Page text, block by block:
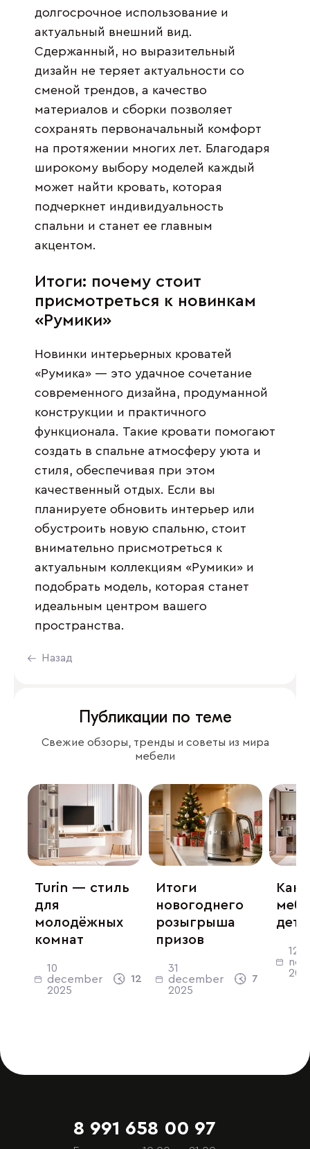
долгосрочное использование и
актуальный внешний вид.
Сдержанный, но выразительный
дизайн не теряет актуальности со
сменой трендов, а качество
материалов и сборки позволяет
сохранять первоначальный комфорт
на протяжении многих лет. Благодаря
широкому выбору моделей каждый
может найти кровать, которая
подчеркнет индивидуальность
спальни и станет ее главным
акцентом.
Итоги: почему стоит
присмотреться к новинкам
«Румики»
Новинки интерьерных кроватей
«Румика» — это удачное сочетание
современного дизайна, продуманной
конструкции и практичного
функционала. Такие кровати помогают
создать в спальне атмосферу уюта и
стиля, обеспечивая при этом
качественный отдых. Если вы
планируете обновить интерьер или
обустроить новую спальню, стоит
внимательно присмотреться к
актуальным коллекциям «Румики» и
подобрать модель, которая станет
идеальным центром вашего
пространства.
Назад
Публикации по теме
Свежие обзоры, тренды и советы из мира
мебели
Turin — стиль
для
молодёжных
комнат
10
december
2025
12 63
Итоги
новогоднего
розыгрыша
призов
31
december
2025
7 89
Как
12
8 991 658 00 97